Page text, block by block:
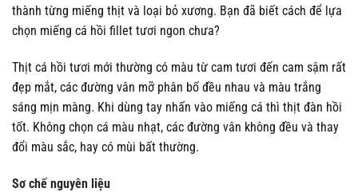
thành từng miếng thịt và loại bỏ xương. Bạn đã biết cách để lựa
chọn miếng cá hồi fillet tươi ngon chưa?
Thịt cá hồi tươi mới thường có màu từ cam tươi đến cam sậm rất
đẹp mắt, các đường vân mỡ phân bố đều nhau và màu trắng
sáng mịn màng. Khi dùng tay nhấn vào miếng cá thì thịt đàn hồi
tốt. Không chọn cá màu nhạt, các đường vân không đều và thay
đổi màu sắc, hay có mùi bất thường.
Sơ chế nguyên liệu